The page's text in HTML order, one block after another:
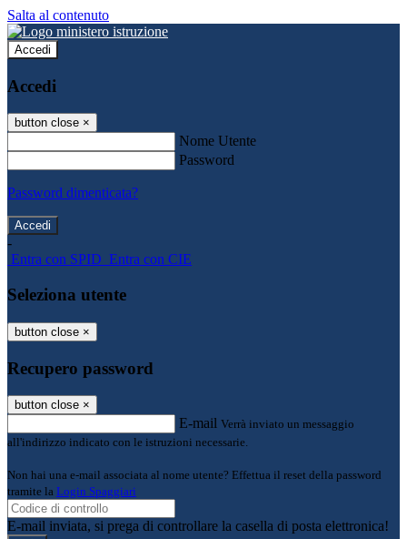
Salta al contenuto
Accedi
Accedi
button close ×
Nome Utente
Password
Password dimenticata?
-
Entra con SPID Entra con CIE
Seleziona utente
button close ×
Recupero password
button close ×
E-mail Verrà inviato un messaggio
all'indirizzo indicato con le istruzioni necessarie.
Non hai una e-mail associata al nome utente? Effettua il reset della password
tramite la Login Spaggiari
E-mail inviata, si prega di controllare la casella di posta elettronica!